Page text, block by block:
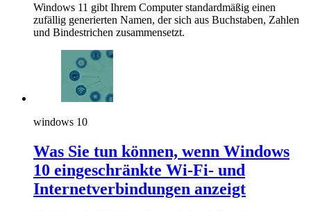
Windows 11 gibt Ihrem Computer standardmäßig einen
zufällig generierten Namen, der sich aus Buchstaben, Zahlen
und Bindestrichen zusammensetzt.
windows 10
Was Sie tun können, wenn Windows
10 eingeschränkte Wi-Fi- und
Internetverbindungen anzeigt